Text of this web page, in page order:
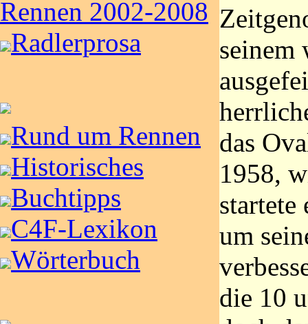
Rennen 2002-2008
Radlerprosa
Rund um Rennen
Historisches
Buchtipps
C4F-Lexikon
Wörterbuch
seinem
das
1958,
um
die 10